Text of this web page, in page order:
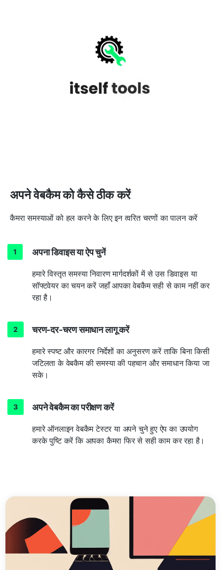
अपने वेबकैम को कैसे ठीक करें
कैमरा समस्याओं को हल करने के लिए इन त्वरित चरणों का पालन करें
अपना डिवाइस या ऐप चुनें
हमारे विस्तृत समस्या निवारण मार्गदर्शकों में से उस डिवाइस या
सॉफ्टवेयर का चयन करें जहाँ आपका वेबकैम सही से काम नहीं कर
रहा है।
चरण-दर-चरण समाधान लागू करें
हमारे स्पष्ट और कारगर निर्देशों का अनुसरण करें ताकि बिना किसी
जटिलता के वेबकैम की समस्या की पहचान और समाधान किया जा
सके।
अपने वेबकैम का परीक्षण करें
हमारे ऑनलाइन वेबकैम टेस्टर या अपने चुने हुए ऐप का उपयोग
करके पुष्टि करें कि आपका कैमरा फिर से सही काम कर रहा है।